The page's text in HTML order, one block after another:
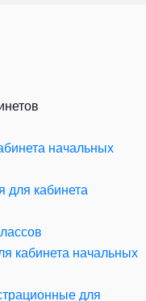
начальных
для кабинета
кабинета начальных
для